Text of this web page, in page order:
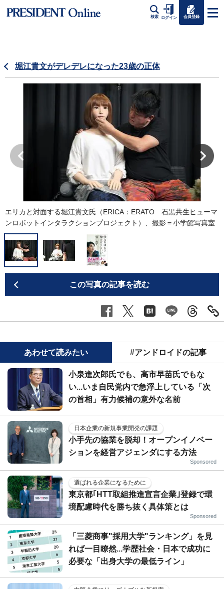
検索 ログイン 会員登録
堀江貴文がデレデレになった23歳の正体
エリカと対面する堀江貴文氏（ERICA：ERATO 石黒共生ヒューマ
ンロボットインタラクションプロジェクト）、撮影＝小学館写真室
この写真の記事を読む
あわせて読みたい #アンドロイドの記事
小泉進次郎氏でも、高市早苗氏でもな
い...いま自民党内で急浮上している「次
の首相」有力候補の意外な名前
日本企業の新規事業開発の課題
小手先の協業を脱却！オープンイノベー
ションを経営アジェンダにする方法
Sponsored
選ばれる企業になるために
東京都｢HTT取組推進宣言企業｣登録で環
境配慮時代を勝ち抜く具体策とは
Sponsored
「三菱商事"採用大学"ランキング」を見
れば一目瞭然...学歴社会・日本で成功に
必要な「出身大学の最低ライン」